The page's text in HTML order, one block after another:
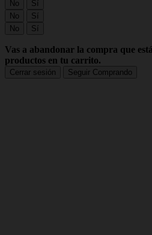
No
Sí
No
Sí
No
Sí
Vas a abandonar la compra que
productos en tu carrito.
Cerrar sesión Seguir Comprando